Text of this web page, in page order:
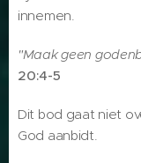
innemen.
"Maak geen
20:4-5
Dit bod gaat niet
God aanbidt.